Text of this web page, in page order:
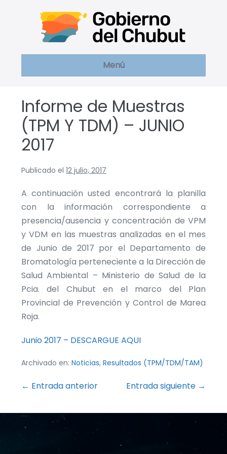
Menú
Informe de Muestras
(TPM Y TDM) – JUNIO
2017
Publicado el 12 julio, 2017
A continuación usted encontrará la planilla
con la información correspondiente a
presencia/ausencia y concentración de VPM
y VDM en las muestras analizadas en el mes
de Junio de 2017 por el Departamento de
Bromatología perteneciente a la Dirección de
Salud Ambiental – Ministerio de Salud de la
Pcia. del Chubut en el marco del Plan
Provincial de Prevención y Control de Marea
Roja.
Junio 2017 – DESCARGUE AQUI
Archivado en: Noticias, Resultados (TPM/TDM/TAM)
Navegación
entradas
← Entrada anterior Entrada siguiente →